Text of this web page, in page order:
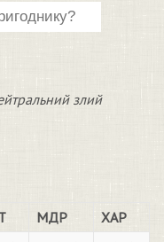
злий
МДР
ХАР